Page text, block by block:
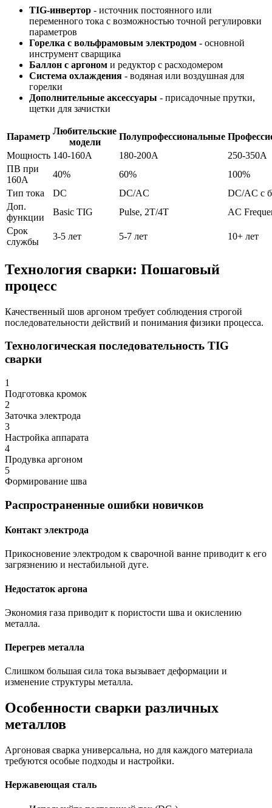
TIG-инвертор - источник постоянного или
переменного тока с возможностью точной регулировки
параметров
Горелка с вольфрамовым электродом - основной
инструмент сварщика
Баллон с аргоном и редуктор с расходомером
Система охлаждения - водяная или воздушная для
горелки
Дополнительные аксессуары - присадочные прутки,
щетки для зачистки
Параметр
Любительские
модели
Полупрофессиональные
Мощность 140-160А 180-200А
250-350А
ПВ при
160А
40% 60%
100%
Тип тока
DC DC/AC
DC/AC с
Доп.
функции
Basic TIG Pulse, 2T/4T
AC
Срок
службы
3-5 лет 5-7 лет 10+ лет
Технология сварки: Пошаговый
процесс
Качественный шов аргоном требует соблюдения строгой
последовательности действий и понимания физики процесса.
Технологическая последовательность TIG
сварки
1
Подготовка кромок
2
Заточка электрода
3
Настройка аппарата
4
Продувка аргоном
5
Формирование шва
Распространенные ошибки новичков
Контакт электрода
Прикосновение электродом к сварочной ванне приводит к его
загрязнению и нестабильной дуге.
Недостаток аргона
Экономия газа приводит к пористости шва и окислению
металла.
Перегрев металла
Слишком большая сила тока вызывает деформации и
изменение структуры металла.
Особенности сварки различных
металлов
Аргоновая сварка универсальна, но для каждого материала
требуются особые подходы и настройки.
Нержавеющая сталь